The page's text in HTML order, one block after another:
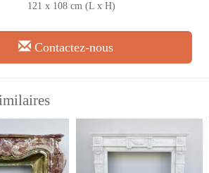
121 x 108 cm (L x H)
Contactez-nous